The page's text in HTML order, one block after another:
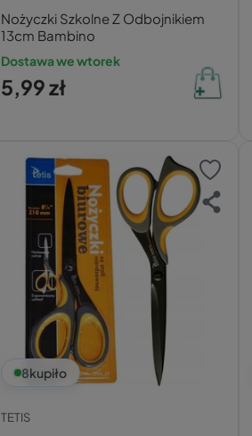
Nożyczki Szkolne Z Odbojnikiem
13cm Bambino
Dostawa we wtorek
5,99 zł
8kupiło
TETIS